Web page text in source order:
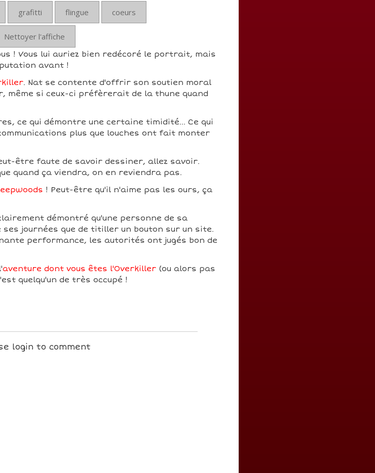
grafitti flingue coeurs
Nettoyer l'affiche
! Vous lui auriez bien redécoré le portrait, mais
avant !
. Nat se contente d'offrir son soutien moral
même si ceux-ci préfèrerait de la thune quand
ce qui démontre une certaine timidité... Ce qui
plus que louches ont fait monter
être faute de savoir dessiner, allez savoir.
quand ça viendra, on en reviendra pas.
! Peut-être qu'il n'aime pas les ours, ça
démontré qu'une personne de sa
journées que de titiller un bouton sur un site.
performance, les autorités ont jugés bon de
aventure dont vous êtes l'Overkiller(ou alors pas
quelqu'un de très occupé !
login to comment